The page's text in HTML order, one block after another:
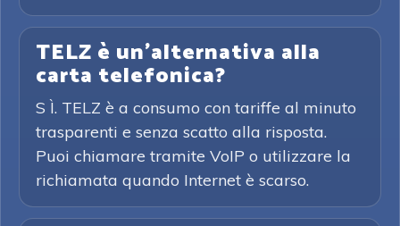
TELZ è un'alternativa alla
carta telefonica?
S Ì. TELZ è a consumo con tariffe al minuto
trasparenti e senza scatto alla risposta.
Puoi chiamare tramite VoIP o utilizzare la
richiamata quando Internet è scarso.